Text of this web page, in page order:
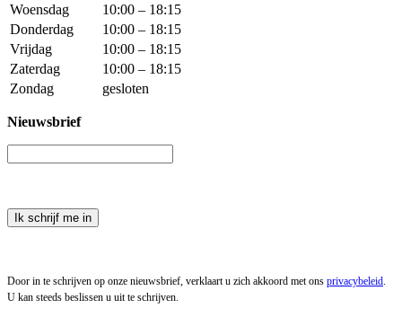
Woensdag
10:00 – 18:15
Donderdag
10:00 – 18:15
Vrijdag
10:00 – 18:15
Zaterdag
10:00 – 18:15
Zondag
gesloten
Nieuwsbrief
Ik schrijf me in
Door in te schrijven op onze nieuwsbrief, verklaart u zich akkoord met ons privacybeleid
U kan steeds beslissen u uit te schrijven.